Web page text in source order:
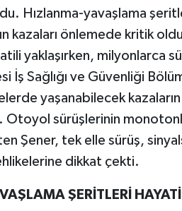
Hızlanma-yavaşlama
kazaları önlemede kritik
yaklaşırken, milyonlarca
İş Sağlığı ve Güvenliği
yaşanabilecek
Otoyol sürüşlerinin
Şener, tek elle sürüş,
dikkat çekti.
ŞERİTLERİ HAYATİ